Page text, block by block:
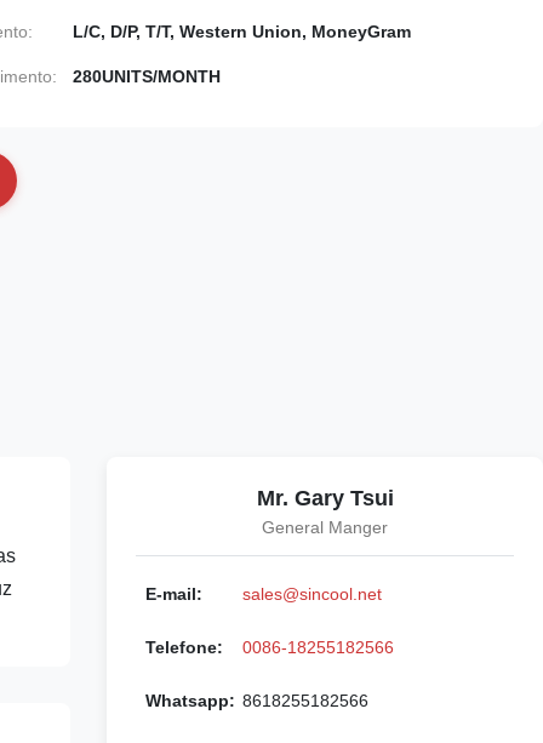
L/C, D/P, T/T, Western Union, MoneyGram
280UNITS/MONTH
Mr. Gary Tsui
General Manger
E-mail: sales@sincool.net
Telefone: 0086-18255182566
Whatsapp: 8618255182566